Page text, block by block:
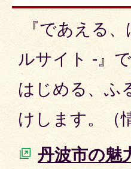
『であえる、
ルサイト -』
はじめる、ふ
けします。（
丹波市の魅